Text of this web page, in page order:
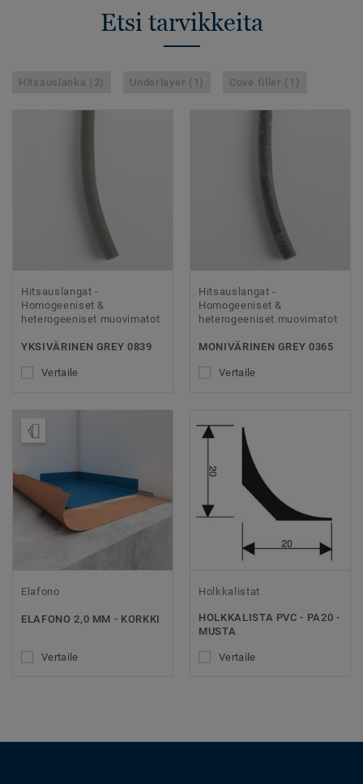
Etsi tarvikkeita
Hitsauslanka (2) Underlayer (1) Cove filler (1)
Hitsauslangat -
Homogeeniset &
heterogeeniset muovimatot
YKSIVÄRINEN GREY 0839
Vertaile
Hitsauslangat -
Homogeeniset &
heterogeeniset muovimatot
MONIVÄRINEN GREY 0365
Vertaile
Elafono
ELAFONO 2,0 MM - KORKKI
Vertaile
Holkkalistat
HOLKKALISTA PVC - PA20 -
MUSTA
Vertaile